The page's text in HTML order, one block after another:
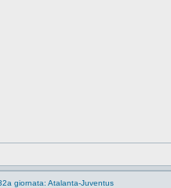
giornata: Atalanta-Juventus